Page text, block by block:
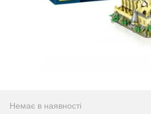
Немає в наявності